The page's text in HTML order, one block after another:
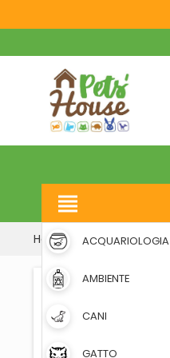
view_headline
ACQUARIOLOGIA
AMBIENTE
CANI
GATTO
Home ACQUARIOLOGIA